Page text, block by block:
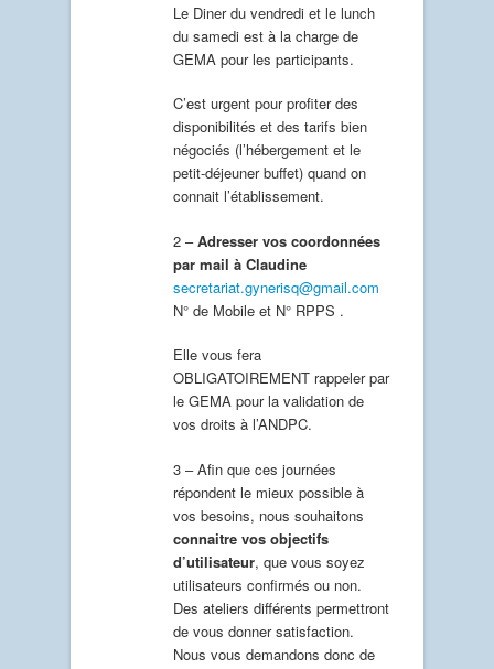
Le Diner du vendredi et le lunch
du samedi est à la charge de
GEMA pour les participants.
C’est urgent pour profiter des
disponibilités et des tarifs bien
négociés (l’hébergement et le
petit-déjeuner buffet) quand on
connait l’établissement.
2 –Adresser vos coordonnées
par mail à Claudine
secretariat.gynerisq@gmail.com
N° de Mobile et N° RPPS .
Elle vous fera
OBLIGATOIREMENT rappeler par
le GEMA pour la validation de
vos droits à l’ANDPC.
3 – Afin que ces journées
répondent le mieux possible à
vos besoins, nous souhaitons
connaitre vos objectifs
d’utilisateur, que vous soyez
utilisateurs confirmés ou non.
Des ateliers différents permettront
de vous donner satisfaction.
Nous vous demandons donc de